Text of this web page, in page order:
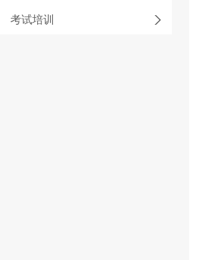
考试培训